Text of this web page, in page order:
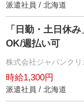
派遣社員 / 北海道
「日勤・土日休
OK/週払い可
株式会社ジャパンク
時給1,300円
派遣社員 / 北海道